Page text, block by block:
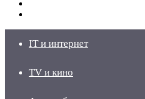
IT и интернет
TV и кино